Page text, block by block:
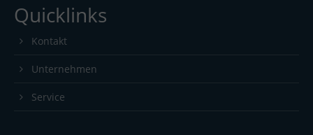
Quicklinks
Kontakt
Unternehmen
Service